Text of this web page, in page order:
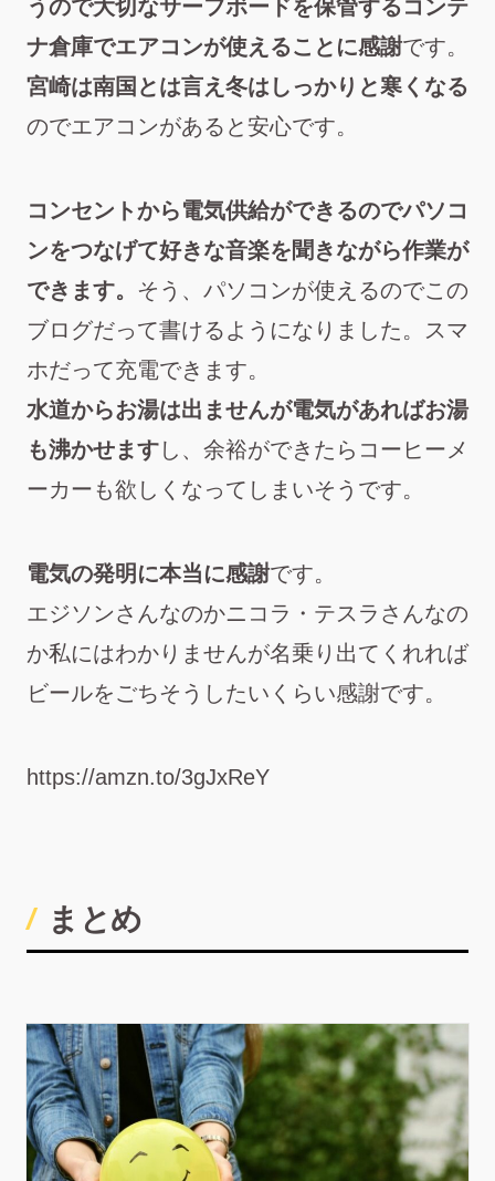
うので大切なサーフボードを保管するコンテ
ナ倉庫でエアコンが使えることに感謝です。
宮崎は南国とは言え冬はしっかりと寒くなる
のでエアコンがあると安心です。
コンセントから電気供給ができるのでパソコ
ンをつなげて好きな音楽を聞きながら作業が
できます。 そう、パソコンが使えるのでこの
ブログだって書けるようになりました。スマ
ホだって充電できます。
水道からお湯は出ませんが電気があればお湯
も沸かせますし、余裕ができたらコーヒーメ
ーカーも欲しくなってしまいそうです。
電気の発明に本当に感謝です。
エジソンさんなのかニコラ・テスラさんなの
か私にはわかりませんが名乗り出てくれれば
ビールをごちそうしたいくらい感謝です。
https://amzn.to/3gJxReY
まとめ